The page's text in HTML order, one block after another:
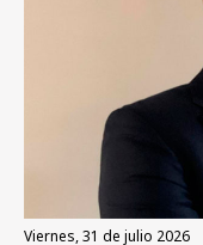
viernes, 31 de julio 2026